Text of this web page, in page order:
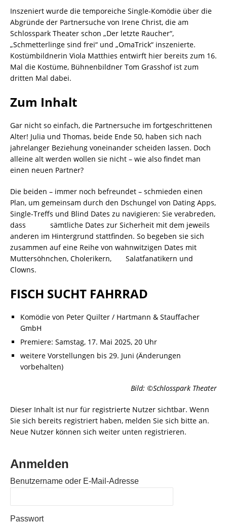
Inszeniert wurde die temporeiche Single-Komödie über die
Abgründe der Partnersuche von Irene Christ, die am
Schlosspark Theater schon „Der letzte Raucher“,
„Schmetterlinge sind frei“ und „OmaTrick“ inszenierte.
Kostümbildnerin Viola Matthies entwirft hier bereits zum 16.
Mal die Kostüme, Bühnenbildner Tom Grasshof ist zum
dritten Mal dabei.
Zum Inhalt
Gar nicht so einfach, die Partnersuche im fortgeschrittenen
Alter! Julia und Thomas, beide Ende 50, haben sich nach
jahrelanger Beziehung voneinander scheiden lassen. Doch
alleine alt werden wollen sie nicht – wie also findet man
einen neuen Partner?
Die beiden – immer noch befreundet – schmieden einen
Plan, um gemeinsam durch den Dschungel von Dating Apps,
Single-Treffs und Blind Dates zu navigieren: Sie verabreden,
dass sämtliche Dates zur Sicherheit mit dem jeweils
anderen im Hintergrund stattfinden. So begeben sie sich
zusammen auf eine Reihe von wahnwitzigen Dates mit
Muttersöhnchen, Cholerikern, Salatfanatikern und
Clowns.
FISCH SUCHT FAHRRAD
Komödie von Peter Quilter / Hartmann & Stauffacher
GmbH
Premiere: Samstag, 17. Mai 2025, 20 Uhr
weitere Vorstellungen bis 29. Juni (Änderungen
vorbehalten)
Bild: ©Schlosspark Theater
Dieser Inhalt ist nur für registrierte Nutzer sichtbar. Wenn
Sie sich bereits registriert haben, melden Sie sich bitte an.
Neue Nutzer können sich weiter unten registrieren.
Anmelden
Benutzername oder E-Mail-Adresse
Passwort